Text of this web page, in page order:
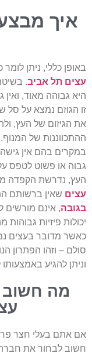
איך
באופן כללי, ניתן לומר
עצים תל אביב.
היא גבוהה מאוד,
זו הגוזם נמצא על סל
את הגיזום של העץ,
ההתכווננות של המנוף.
במקרים בהם אין
גבוה או פשוט לטפס
העץ, נדרשת הקפדה
עצים שאין ברשותם
בגובה, אינם מורשים
יכולות פיזיות גבוהות
כאשר מדובר בעצים
סולם – וזהו הפתרון
וניתן להגיע באמצעותו
מה חשוב
אם אתם בעלי חצר
חשוב לבחור את